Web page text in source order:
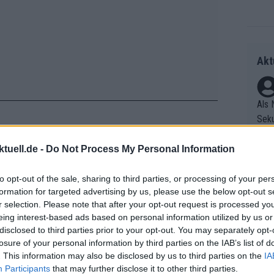
- Do Not Process My Personal Information
opt-out of the sale, sharing to third parties, or processing of your
for targeted advertising by us, please use the below opt-out
selection. Please note that after your opt-out request is processed
interest-based ads based on personal information utilized by us
to third parties prior to your opt-out. You may separately
of your personal information by third parties on the IAB’s list of
This information may also be disclosed by us to third parties on the
Participants that may further disclose it to other third parties.
kontrolliertem Tempo, da
für Les Praeres sparen wollte.
und Elisa Valtulini erhielten nach
zwischenzeitlich lagen sie
Favoritinnen sich weigerten,
Als
er
rifft
Die
as
ür
ss
as
et.